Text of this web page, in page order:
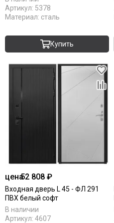
Артикул: 5378
Материал: сталь
Купить
цена52 808 ₽
Входная дверь L 45 - ФЛ 291
ПВХ белый софт
В наличии
Артикул: 4607